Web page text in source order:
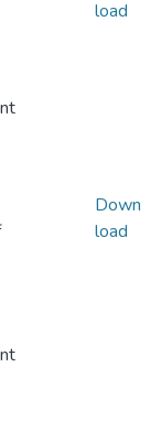
load
Down
load